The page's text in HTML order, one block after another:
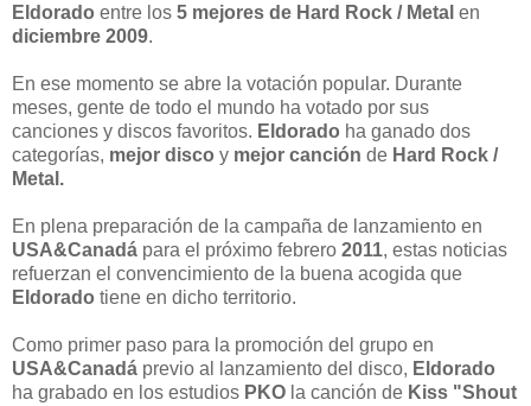
Eldorado entre los 5 mejores de Hard Rock / Metal en
diciembre 2009.
En ese momento se abre la votación popular. Durante
meses, gente de todo el mundo ha votado por sus
canciones y discos favoritos. Eldorado ha ganado dos
categorías, mejor disco y mejor canción de Hard Rock /
Metal.
En plena preparación de la campaña de lanzamiento en
USA&Canadá para el próximo febrero 2011, estas noticias
refuerzan el convencimiento de la buena acogida que
Eldorado tiene en dicho territorio.
Como primer paso para la promoción del grupo en
USA&Canadá previo al lanzamiento del disco, Eldorado
ha grabado en los estudios PKO la canción de Kiss "Shout